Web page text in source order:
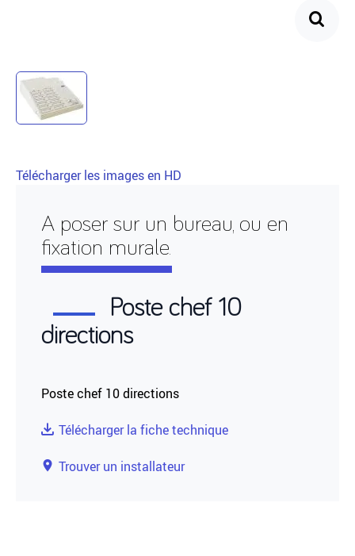
A poser sur un bureau, ou en
fixation murale.
Poste chef 10
directions
Poste chef 10 directions
Télécharger la fiche technique
Trouver un installateur
Télécharger les images en HD